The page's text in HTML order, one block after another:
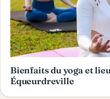
Bienfaits du yoga et
Équeurdreville